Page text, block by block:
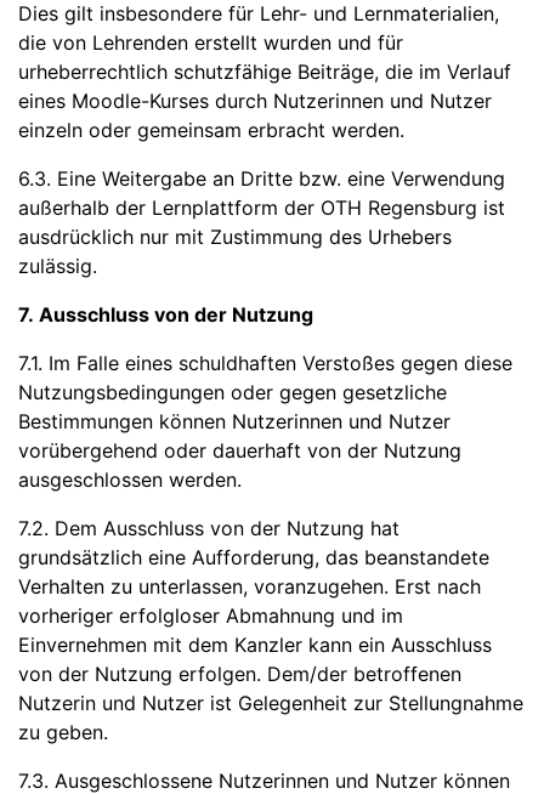
Dies gilt insbesondere für Lehr- und Lernmaterialien,
die von Lehrenden erstellt wurden und für
urheberrechtlich schutzfähige Beiträge, die im Verlauf
eines Moodle-Kurses durch Nutzerinnen und Nutzer
einzeln oder gemeinsam erbracht werden.
6.3. Eine Weitergabe an Dritte bzw. eine Verwendung
außerhalb der Lernplattform der OTH Regensburg ist
ausdrücklich nur mit Zustimmung des Urhebers
zulässig.
7. Ausschluss von der Nutzung
7.1. Im Falle eines schuldhaften Verstoßes gegen diese
Nutzungsbedingungen oder gegen gesetzliche
Bestimmungen können Nutzerinnen und Nutzer
vorübergehend oder dauerhaft von der Nutzung
ausgeschlossen werden.
7.2. Dem Ausschluss von der Nutzung hat
grundsätzlich eine Aufforderung, das beanstandete
Verhalten zu unterlassen, voranzugehen. Erst nach
vorheriger erfolgloser Abmahnung und im
Einvernehmen mit dem Kanzler kann ein Ausschluss
von der Nutzung erfolgen. Dem/der betroffenen
Nutzerin und Nutzer ist Gelegenheit zur Stellungnahme
zu geben.
7.3. Ausgeschlossene Nutzerinnen und Nutzer können